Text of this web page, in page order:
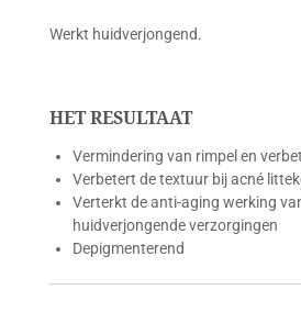
Werkt huidverjongend.
HET RESULTAAT
Vermindering van rimpel en
Verbetert de textuur bij acné
Verterkt de anti-aging werking
huidverjongende verzorgingen
Depigmenterend